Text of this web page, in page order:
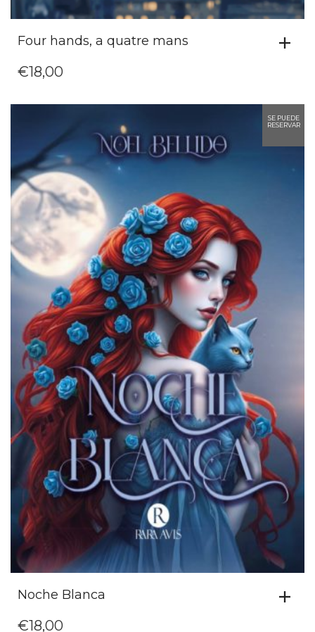
Four hands, a quatre mans
€18,00
SE PUEDE
RESERVAR
Noche Blanca
€18,00